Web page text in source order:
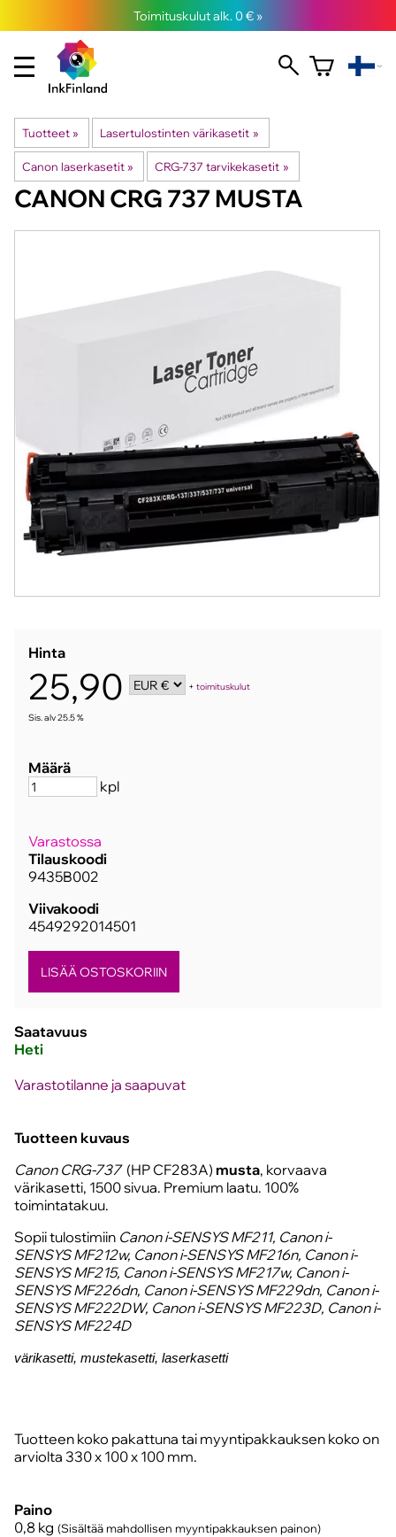
Toimituskulut alk. 0 € »
Tuotteet ‪» Lasertulostinten värikasetit ‪»
Canon laserkasetit ‪» CRG-737 tarvikekasetit ‪»
CANON CRG 737 MUSTA
Hinta
25,90 +toimituskulut
Sis. alv 25.5 %
Määrä
kpl
Varastossa
Tilauskoodi
9435B002
Viivakoodi
4549292014501
Saatavuus
Heti
Varastotilanne ja saapuvat
Tuotteen kuvaus
Canon CRG-737 (HP CF283A) musta, korvaava
värikasetti, 1500 sivua. Premium laatu. 100%
toimintatakuu.
Sopii tulostimiin Canon i-SENSYS MF211, Canon i-
SENSYS MF212w, Canon i-SENSYS MF216n, Canon i-
SENSYS MF215, Canon i-SENSYS MF217w, Canon i-
SENSYS MF226dn, Canon i-SENSYS MF229dn, Canon i-
SENSYS MF222DW, Canon i-SENSYS MF223D, Canon i-
SENSYS MF224D
värikasetti, mustekasetti, laserkasetti
Tuotteen koko pakattuna tai myyntipakkauksen koko on
arviolta 330 x 100 x 100 mm.
Paino
0,8 kg (Sisältää mahdollisen myyntipakkauksen painon)